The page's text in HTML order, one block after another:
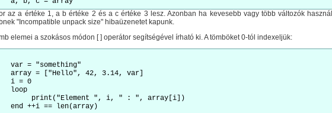
az a értéke 1, a b értéke 2 és a c értéke 3 lesz. Azonban ha kevesebb vagy több változók
"Incompatible unpack size" hibaüzenetet kapunk.
elemei a szokásos módon [ ] operátor segítségével írható ki. A tömböket 0-tól indexeljük:
var = "something"
array = ["Hello", 42, 3.14, var]
i = 0
loop